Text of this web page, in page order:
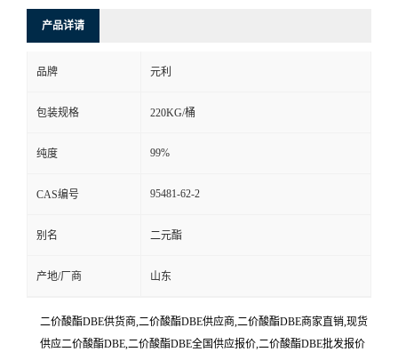
产品详请
品牌 元利
包装规格 220KG/桶
纯度 99%
CAS编号 95481-62-2
别名 二元酯
产地/厂商 山东
二价酸酯DBE供货商,二价酸酯DBE供应商,二价酸酯DBE商家直销,现货
供应二价酸酯DBE,二价酸酯DBE全国供应报价,二价酸酯DBE批发报价